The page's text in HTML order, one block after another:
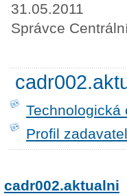
31.05.2011
Správce
Technologická
Profil
cadr002.aktualni